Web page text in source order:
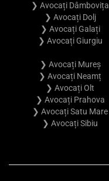
❯ Avocați Dâmbovița
❯ Avocați Dolj
❯ Avocați Galați
❯ Avocați Giurgiu
❯ Avocați Mureș
❯ Avocați Neamț
❯ Avocați Olt
❯ Avocați Prahova
❯ Avocați Satu Mare
❯ Avocați Sibiu